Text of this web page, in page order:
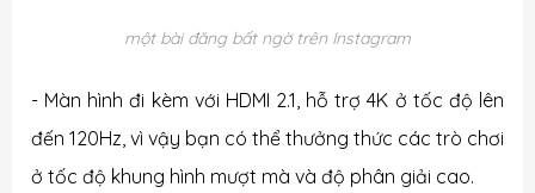
một bài đăng bất ngờ trên Instagram
- Màn hình đi kèm với HDMI 2.1, hỗ trợ 4K ở tốc độ lên
đến 120Hz, vì vậy bạn có thể thưởng thức các trò chơi
ở tốc độ khung hình mượt mà và độ phân giải cao.